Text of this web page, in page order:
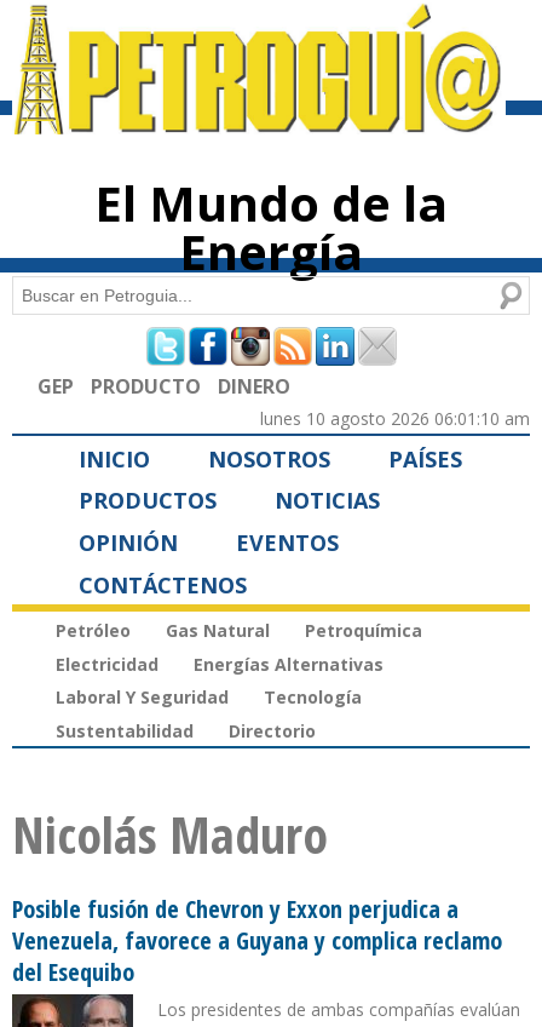
contenido
El Mundo de la
Energía
Formulario de búsqueda
Buscar
GEP PRODUCTO DINERO
lunes 10 agosto 2026 06:01:10 am
INICIO NOSOTROS
PAÍSES
PRODUCTOS
NOTICIAS
OPINIÓN
EVENTOS
CONTÁCTENOS
Petróleo Gas Natural
Petroquímica
Electricidad
Energías Alternativas
Laboral Y Seguridad
Tecnología
Sustentabilidad
Directorio
Nicolás Maduro
Posible fusión de Chevron y Exxon perjudica a
Venezuela, favorece a Guyana y complica reclamo
del Esequibo
Los presidentes de ambas compañías evalúan